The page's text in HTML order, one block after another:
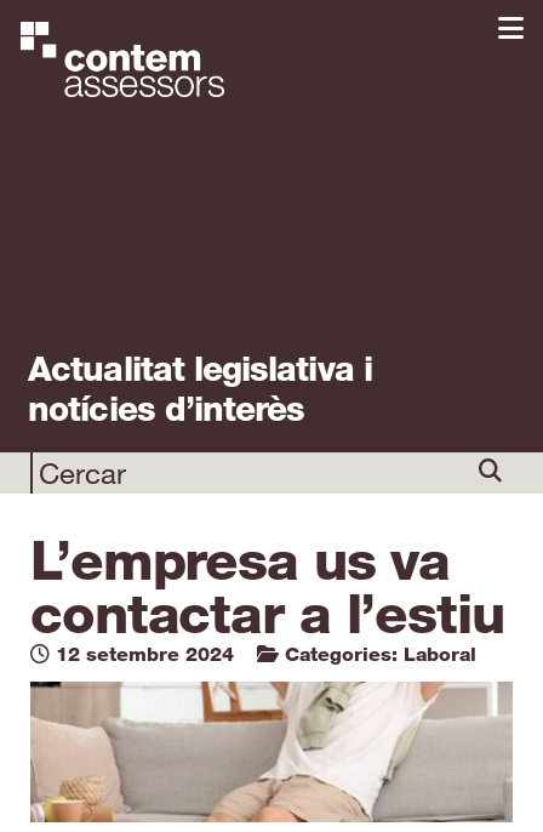
Actualitat legislativa i
notícies d’interès
L’empresa us va
contactar a l’estiu
12 setembre 2024 Categories: Laboral